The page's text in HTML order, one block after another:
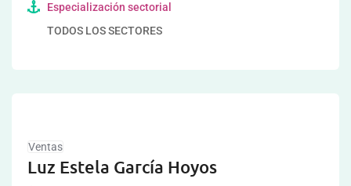
Especialización sectorial
TODOS LOS SECTORES
Ventas
Luz Estela García Hoyos